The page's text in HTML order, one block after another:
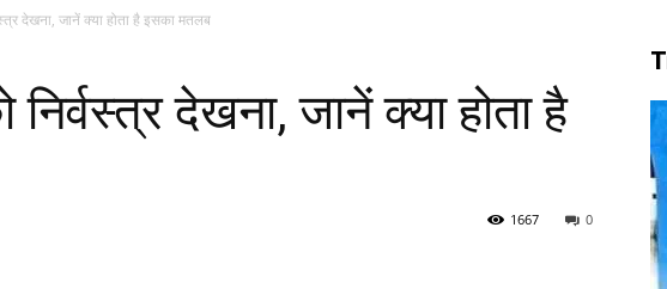
देखना, जानें क्या होता है इसका मतलब
देखना, जानें क्या होता है
0
1667